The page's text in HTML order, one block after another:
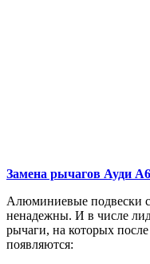
Замена рычагов Ауди А6
Алюминиевые подвески
ненадежны. И в числе
рычаги, на которых
появляются: